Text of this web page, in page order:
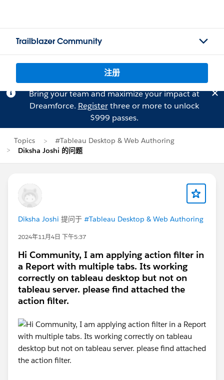
Trailblazer Community
注册
Bring your team and maximize your impact at
Dreamforce. Registerthree or more to unlock
$999 passes.
Topics
#Tableau Desktop & Web Authoring
Diksha Joshi 的问题
Diksha Joshi 提问于 #Tableau Desktop & Web Authoring
2024年11月4日 下午5:37
Hi Community, I am applying action filter in
a Report with multiple tabs. Its working
correctly on tableau desktop but not on
tableau server. please find attached the
action filter.